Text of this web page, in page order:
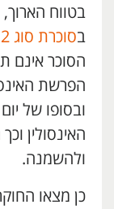
בטווח
בסוכרת סוג 2
הסוכר אינם
הפרשת
ובסופו של
האינסולין
ולהשמנה.
כן מצאו